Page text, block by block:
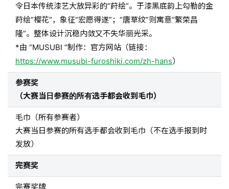
令日本传统漆艺大放异彩的“莳绘”。于漆黑底韵上勾勒的金
莳绘“樱花”，象征“宏愿得遂”；“唐草纹”则寓意“繁荣昌
隆”。整体设计沉稳内敛又不失华丽光采。
*由 “MUSUBI ”制作：官方网站（链接：
https://www.musubi-furoshiki.com/zh-hans）
参赛奖
（大赛当日参赛的所有选手都会收到毛巾）
毛巾（所有参赛者）
大赛当日参赛的所有选手都会收到毛巾（不在选手报到时
发放）
完赛奖
完赛奖牌